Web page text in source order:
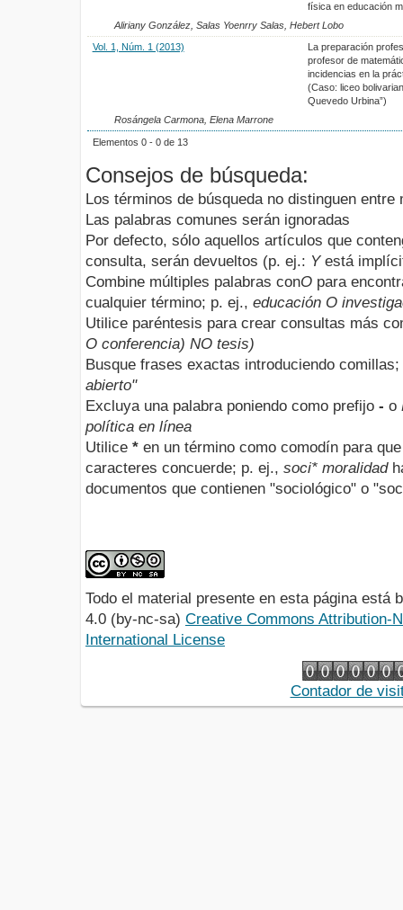
física en educación
Aliriany González, Salas Yoenrry Salas, Hebert Lobo
Vol. 1, Núm. 1 (2013)
La preparación
profesor de
incidencias en la
(Caso: liceo
Quevedo Urbina”)
Rosángela Carmona, Elena Marrone
Elementos 0 - 0 de 13
Consejos de búsqueda:
Los términos de búsqueda no distinguen
Las palabras comunes serán ignoradas
Por defecto, sólo aquellos artículos que
consulta, serán devueltos (p. ej.: Yestá
Combine múltiples palabras conO para
cualquier término; p. ej., educación O
Utilice paréntesis para crear consultas más
O conferencia) NO tesis)
Busque frases exactas introduciendo
abierto"
Excluya una palabra poniendo como prefijo - o
política en línea
Utilice * en un término como comodín para
caracteres concuerde; p. ej., soci* moralidad
documentos que contienen "sociológico" o
Todo el material presente en esta página está
4.0 (by-nc-sa) Creative Commons Attribution-
International License
Contador de